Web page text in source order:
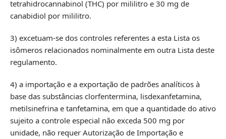
tetrahidrocannabinol (THC) por mililitro e 30 mg de
canabidiol por mililitro.
3) excetuam-se dos controles referentes a esta Lista os
isômeros relacionados nominalmente em outra Lista deste
regulamento.
4) a importação e a exportação de padrões analíticos à
base das substâncias clorfentermina, lisdexanfetamina,
metilsinefrina e tanfetamina, em que a quantidade do ativo
sujeito a controle especial não exceda 500 mg por
unidade, não requer Autorização de Importação e